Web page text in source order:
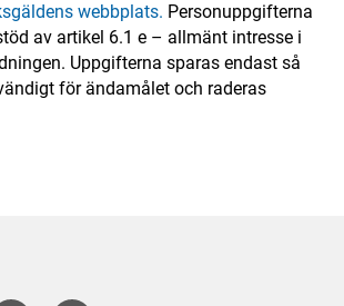
webbplats. Personuppgifterna
av artikel 6.1 e – allmänt intresse i
Uppgifterna sparas endast så
för ändamålet och raderas